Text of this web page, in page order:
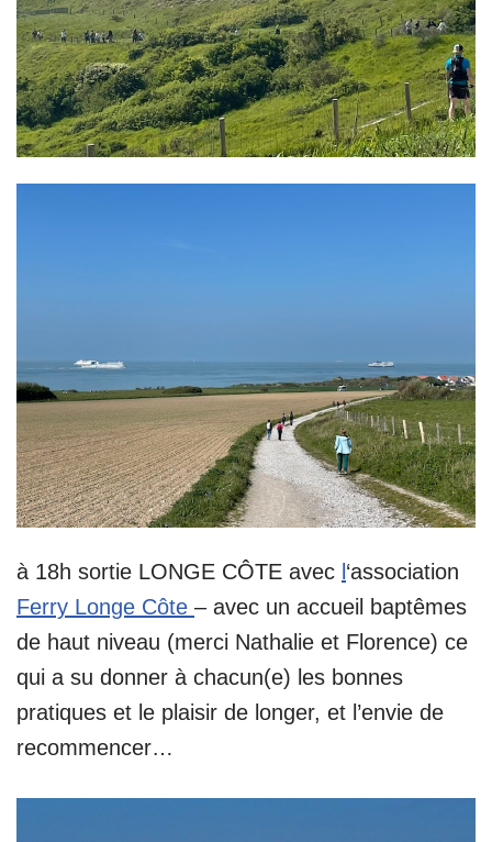
à 18h sortie LONGE CÔTE avec ‘association
Ferry Longe Côte – avec un accueil baptêmes
de haut niveau (merci Nathalie et Florence) ce
qui a su donner à chacun(e) les bonnes
pratiques et le plaisir de longer, et l’envie de
recommencer…